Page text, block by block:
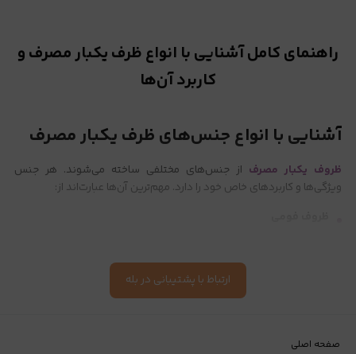
راهنمای کامل آشنایی با انواع ظرف یکبار مصرف و
کاربرد آن‌ها
آشنایی با انواع جنس‌های ظرف یکبار مصرف
ظروف یکبار مصرف از جنس‌های مختلفی ساخته می‌شوند. هر جنس
ویژگی‌ها و کاربردهای خاص خود را دارد. مهم‌ترین آن‌ها عبارت‌اند از:
ارتباط با پشتیبانی در بله
صفحه اصلی